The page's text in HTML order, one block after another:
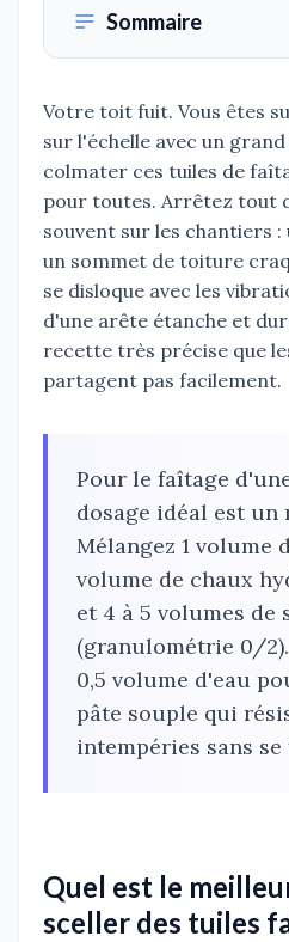
Sommaire
Votre toit fuit. Vous êtes
sur l'échelle avec un
colmater ces tuiles de
pour toutes. Arrêtez tout
souvent sur les chantiers
un sommet de toiture
se disloque avec les
d'une arête étanche et
recette très précise que
partagent pas facilement.
Pour le faîtage
dosage idéal est un
Mélangez 1 volume
volume de chaux
et 4 à 5 volumes de
(granulométrie 0/
0,5 volume d'eau
pâte souple qui
intempéries sans se
Quel est le
sceller des tuiles